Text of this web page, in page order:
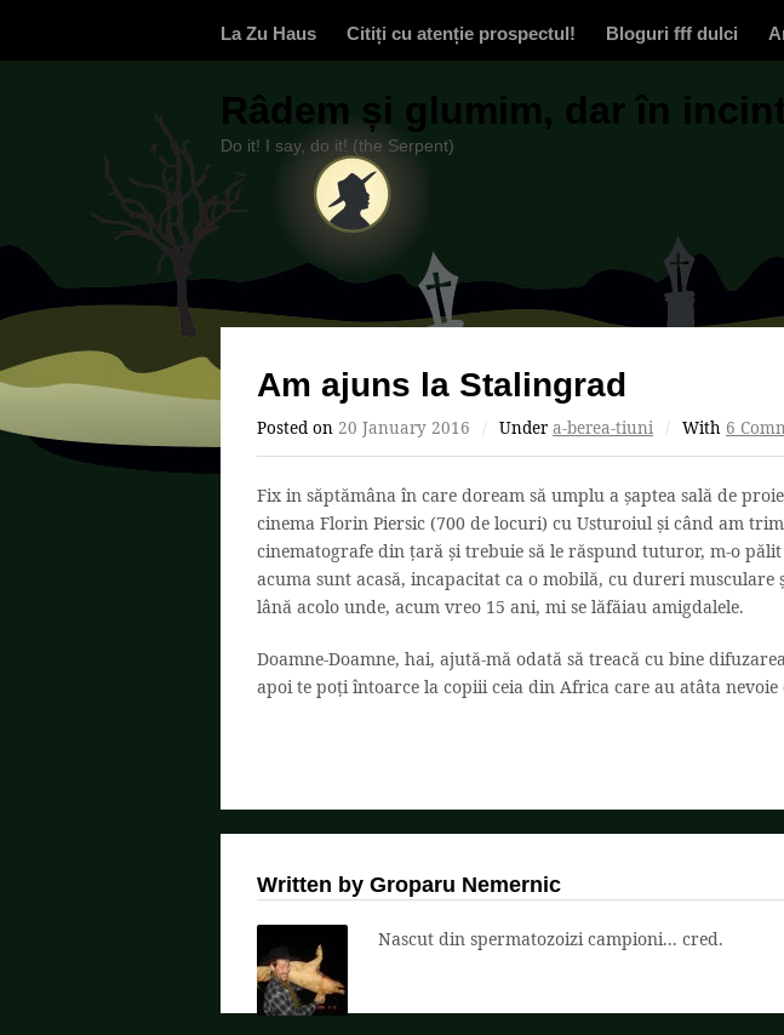
La Zu Haus Citiți cu atenție prospectul! Bloguri fff dulci
Râdem și glumim, dar în
Do it! I say, do it! (the Serpent)
Am ajuns la Stalingrad
Posted on 20 January 2016 / Under a-berea-tiuni / With 6
Fix in săptămâna în care doream să umplu a șaptea sală de
cinema Florin Piersic (700 de locuri) cu Usturoiul și când am
cinematografe din țară și trebuie să le răspund tuturor, m-o pălit
acuma sunt acasă, incapacitat ca o mobilă, cu dureri musculare
lână acolo unde, acum vreo 15 ani, mi se lăfăiau amigdalele.
Doamne-Doamne, hai, ajută-mă odată să treacă cu bine
apoi te poți întoarce la copiii ceia din Africa care au atâta nevoie
Written by Groparu Nemernic
Nascut din spermatozoizi campioni... cred.